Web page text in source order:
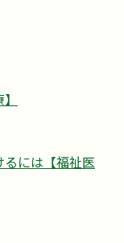
には【福祉医